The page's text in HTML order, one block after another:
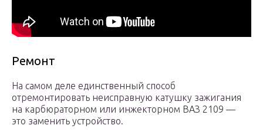
Ремонт
На самом деле единственный способ
отремонтировать неисправную катушку зажигания
на карбюраторном или инжекторном ВАЗ 2109 —
это заменить устройство.